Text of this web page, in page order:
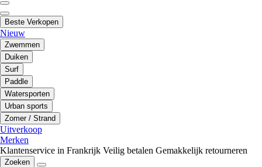
Beste Verkopen
Nieuw
Zwemmen
Duiken
Surf
Paddle
Watersporten
Urban sports
Zomer / Strand
Uitverkoop
Merken
Klantenservice in Frankrijk Veilig betalen Gemakkelijk retourneren
Zoeken